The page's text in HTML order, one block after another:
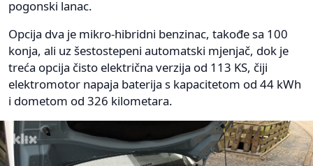
pogonski lanac.
Opcija dva je mikro-hibridni benzinac, takođe sa 100
konja, ali uz šestostepeni automatski mjenjač, dok je
treća opcija čisto električna verzija od 113 KS, čiji
elektromotor napaja baterija s kapacitetom od 44 kWh
i dometom od 326 kilometara.